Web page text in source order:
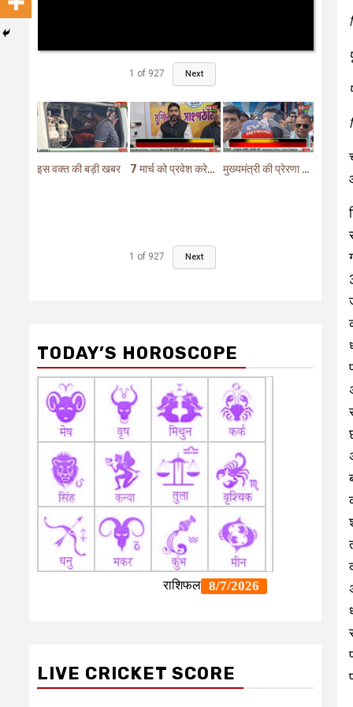
1 of 927 Next
इस वक्त की बड़ी खबर 7 मार्च को प्रवेश करेगा मुर्शिदाबाद में बीजेपी का परिवर्तन यात्रा रथ मुख्यमंत्री की प्रेरणा से दो महत्वपूर्ण योजनाओं का हुआ शिलान्यास
1 of 927 Next
TODAY’S HOROSCOPE
LIVE CRICKET SCORE